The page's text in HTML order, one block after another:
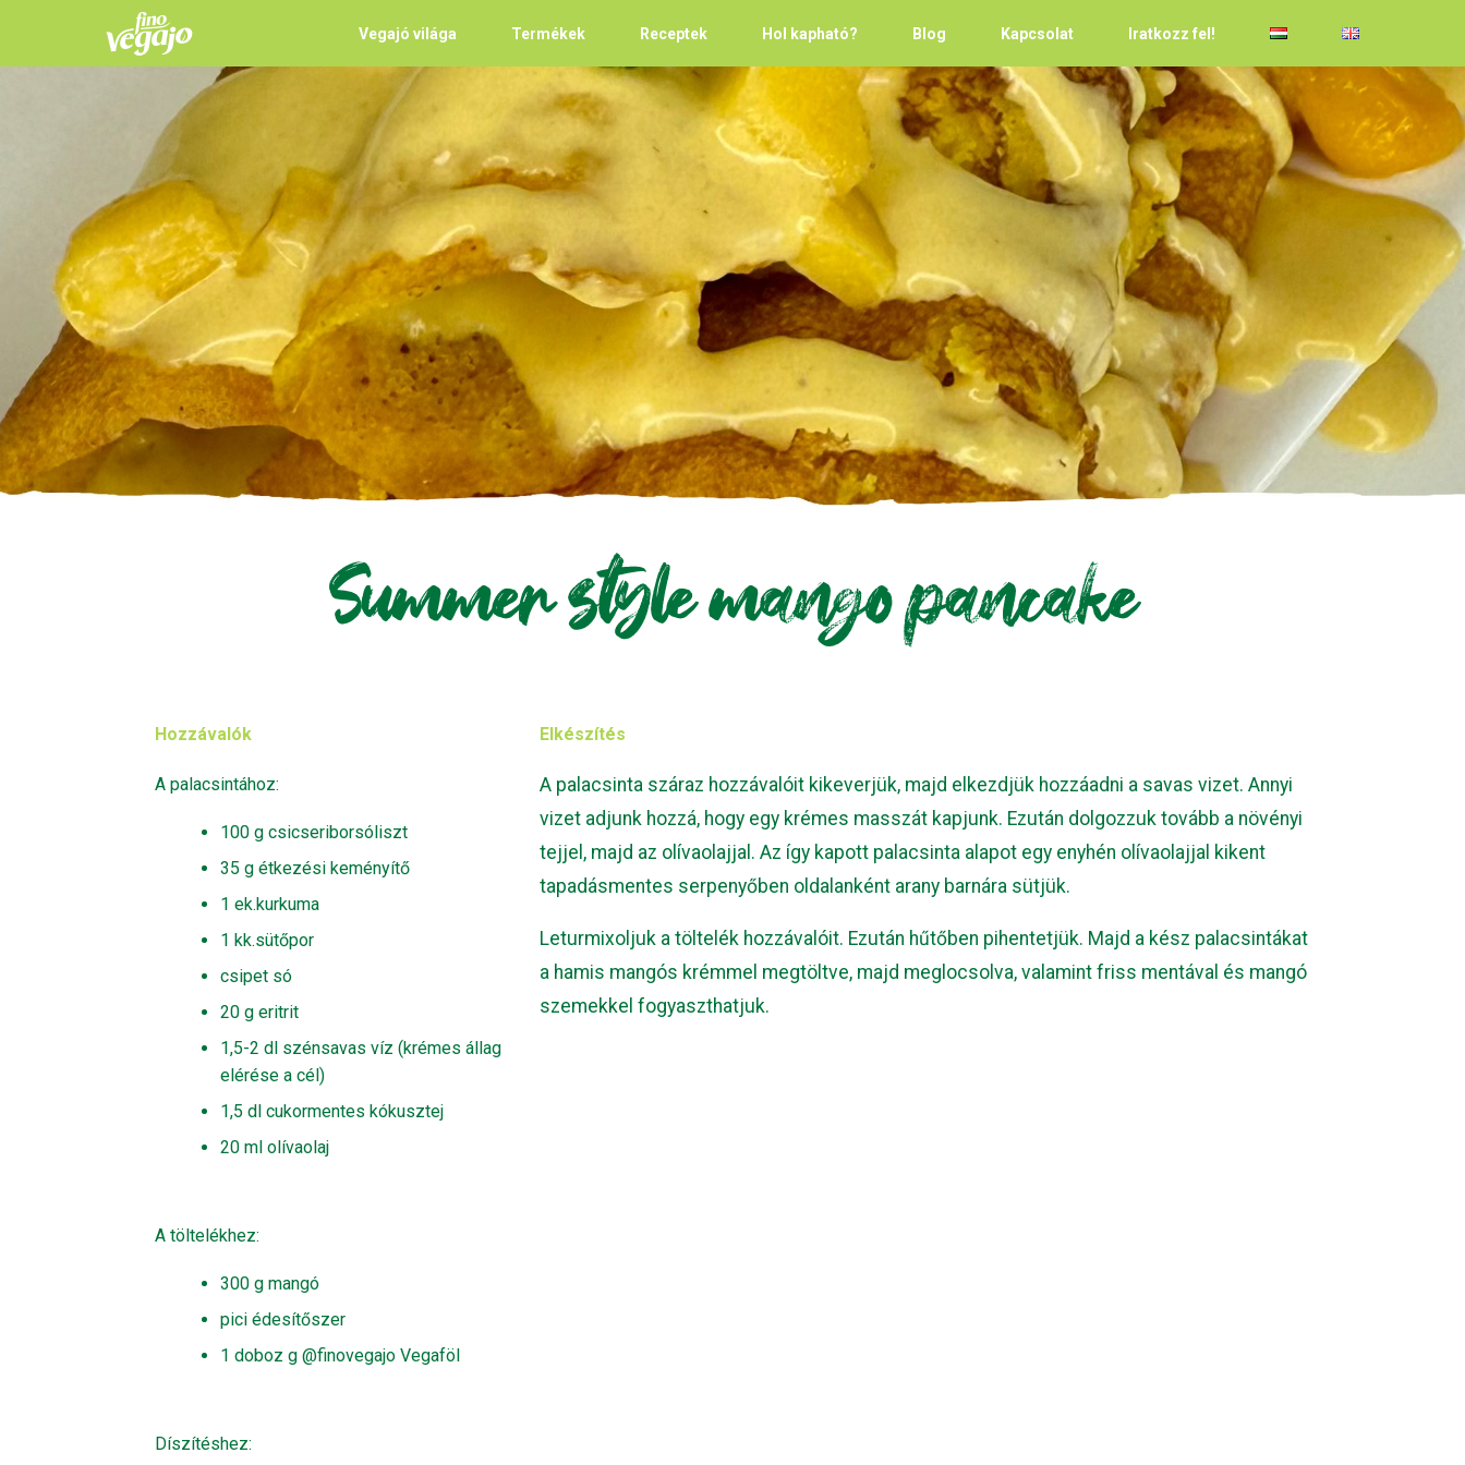
Vegajó világa Termékek Receptek Hol kapható? Blog Kapcsolat Iratkozz fel!
Summer style mango pancake
Hozzávalók
A palacsintához:
100 g csicseriborsóliszt
35 g étkezési keményítő
1 ek.kurkuma
1 kk.sütőpor
csipet só
20 g eritrit
1,5-2 dl szénsavas víz (krémes állag
elérése a cél)
1,5 dl cukormentes kókusztej
20 ml olívaolaj
A töltelékhez:
300 g mangó
pici édesítőszer
1 doboz g @finovegajo Vegaföl
Díszítéshez:
Elkészítés
A palacsinta száraz hozzávalóit kikeverjük, majd elkezdjük hozzáadni a savas vizet. Annyi
vizet adjunk hozzá, hogy egy krémes masszát kapjunk. Ezután dolgozzuk tovább a növényi
tejjel, majd az olívaolajjal. Az így kapott palacsinta alapot egy enyhén olívaolajjal kikent
tapadásmentes serpenyőben oldalanként arany barnára sütjük.
Leturmixoljuk a töltelék hozzávalóit. Ezután hűtőben pihentetjük. Majd a kész palacsintákat
a hamis mangós krémmel megtöltve, majd meglocsolva, valamint friss mentával és mangó
szemekkel fogyaszthatjuk.